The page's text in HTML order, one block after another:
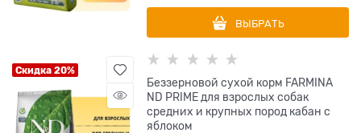
ВЫБРАТЬ
Скидка 20%
Беззерновой cухой корм FARMINA
ND PRIME для взрослых собак
средних и крупных пород кабан с
яблоком